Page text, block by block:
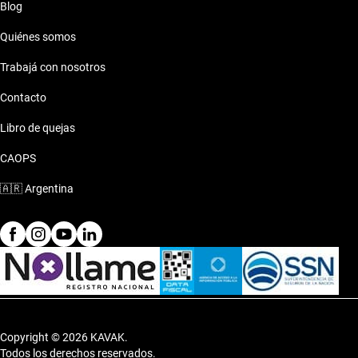
Manual
El Volkswagen Suran 2019 Manual se adapta perfectamente a
las diversas necesidades de tu vida, ya sea para ir al laburo,
familia.
Blog
Quiénes somos
Trabajá con nosotros
Contacto
Libro de quejas
CAOPS
🇦🇷Argentina
Copyright © 2026 KAVAK.
Todos los derechos reservados.